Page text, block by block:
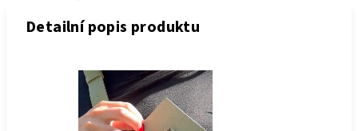
Detailní popis produktu